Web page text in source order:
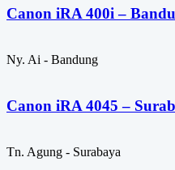
Canon iRA 400i –
Ny. Ai - Bandung
Canon iRA 4045 –
Tn. Agung - Surabaya